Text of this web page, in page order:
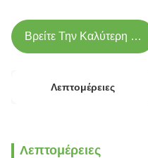
Βρείτε Την Καλύτερη Τιμή
Λεπτομέρειες
Λεπτομέρειες